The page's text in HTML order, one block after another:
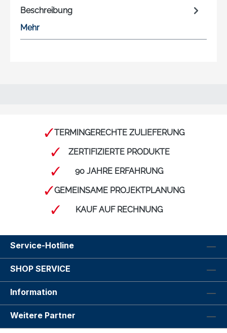
Beschreibung
Mehr
TERMINGERECHTE ZULIEFERUNG
ZERTIFIZIERTE PRODUKTE
90 JAHRE ERFAHRUNG
GEMEINSAME PROJEKTPLANUNG
KAUF AUF RECHNUNG
Service-Hotline
SHOP SERVICE
Information
Weitere Partner